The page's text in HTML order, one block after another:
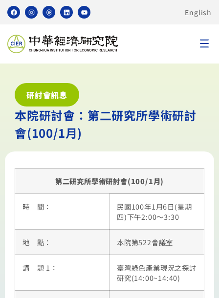
English
研討會訊息
本院研討會：第二研究所學術研討
會(100/1月)
第二研究所學術研討會(100/1月)
時 間：
民國100年1月6日(星期
四)下午2:00～3:30
地 點： 本院第522會議室
講 題 1：
臺灣綠色產業現況之探討
研究(14:00~14:40)